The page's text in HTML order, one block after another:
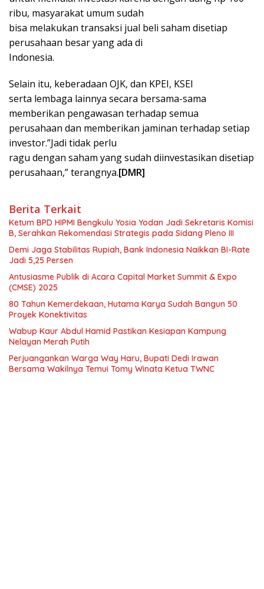
ribu, masyarakat umum sudah
bisa melakukan transaksi jual beli saham disetiap
perusahaan besar yang ada di
Indonesia.
Selain itu, keberadaan OJK, dan KPEI, KSEI
serta lembaga lainnya secara bersama-sama
memberikan pengawasan terhadap semua
perusahaan dan memberikan jaminan terhadap setiap
investor.”Jadi tidak perlu
ragu dengan saham yang sudah diinvestasikan disetiap
perusahaan,” terangnya.[DMR]
Berita Terkait
Ketum BPD HIPMI Bengkulu Yosia Yodan Jadi Sekretaris Komisi
B, Serahkan Rekomendasi Strategis pada Sidang Pleno III
Demi Jaga Stabilitas Rupiah, Bank Indonesia Naikkan BI-Rate
Jadi 5,25 Persen
Antusiasme Publik di Acara Capital Market Summit & Expo
(CMSE) 2025
80 Tahun Kemerdekaan, Hutama Karya Sudah Bangun 50
Proyek Konektivitas
Wabup Kaur Abdul Hamid Pastikan Kesiapan Kampung
Nelayan Merah Putih
Perjuangankan Warga Way Haru, Bupati Dedi Irawan
Bersama Wakilnya Temui Tomy Winata Ketua TWNC